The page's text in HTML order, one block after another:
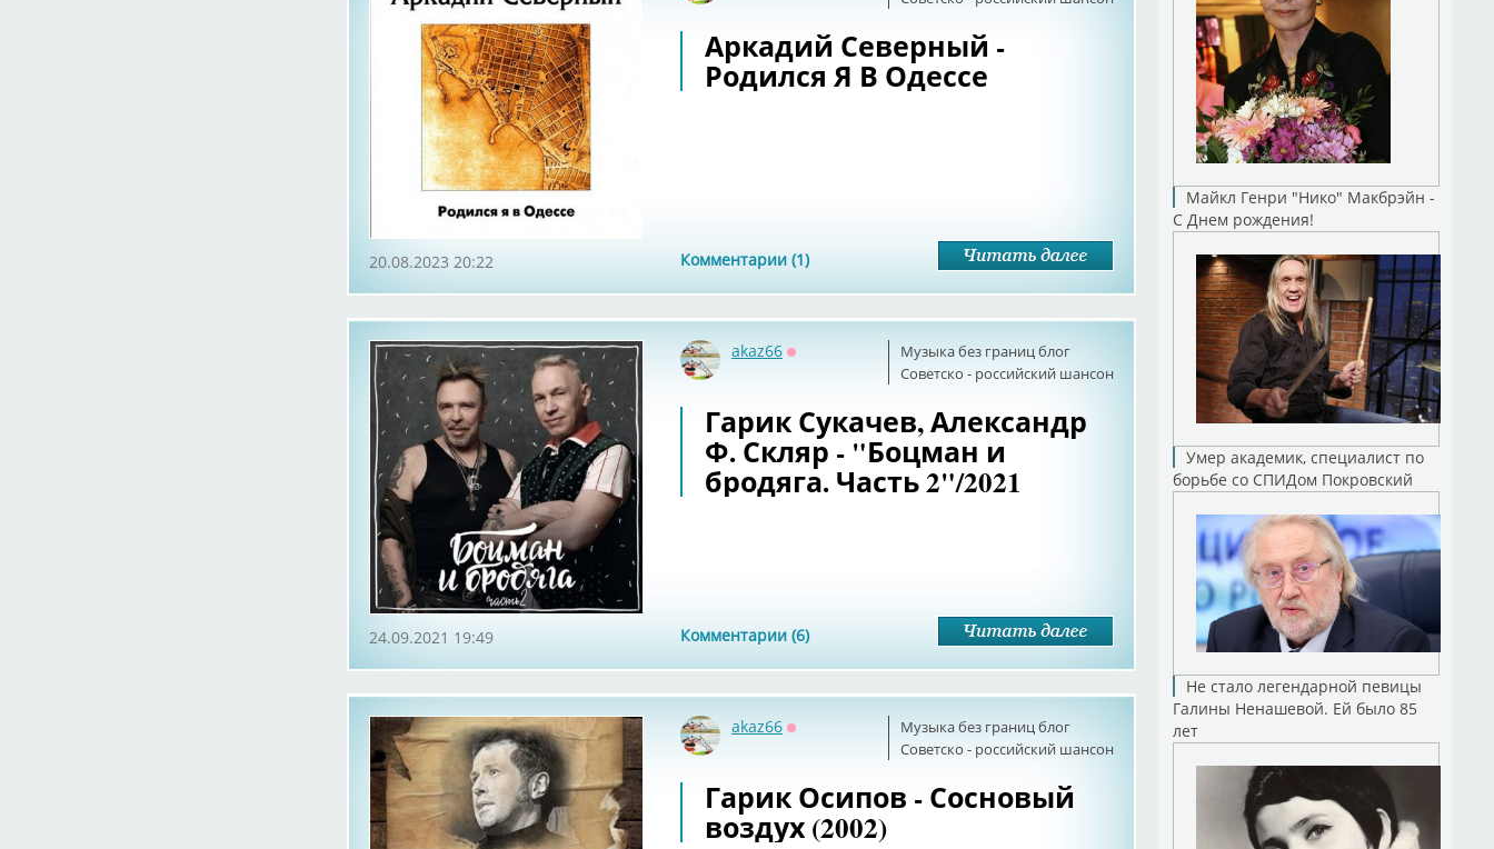
Аркадий Северный -
Родился Я В Одессе
Комментарии (1)
20.08.2023 20:22
Музыка без границ блог
Советскo - российский шансон
akaz66
Гарик Сукачев, Александр
Ф. Скляр - "Боцман и
бродяга. Часть 2"/2021
Комментарии (6)
24.09.2021 19:49
Музыка без границ блог
Советскo - российский шансон
akaz66
Гарик Осипов - Сосновый
воздух (2002)
Майкл Генри "Нико" Макбрэйн -
С Днем рождения!
Умер академик, специалист по
борьбе со СПИДом Покровский
Не стало легендарной певицы
Галины Ненашевой. Ей было 85
лет